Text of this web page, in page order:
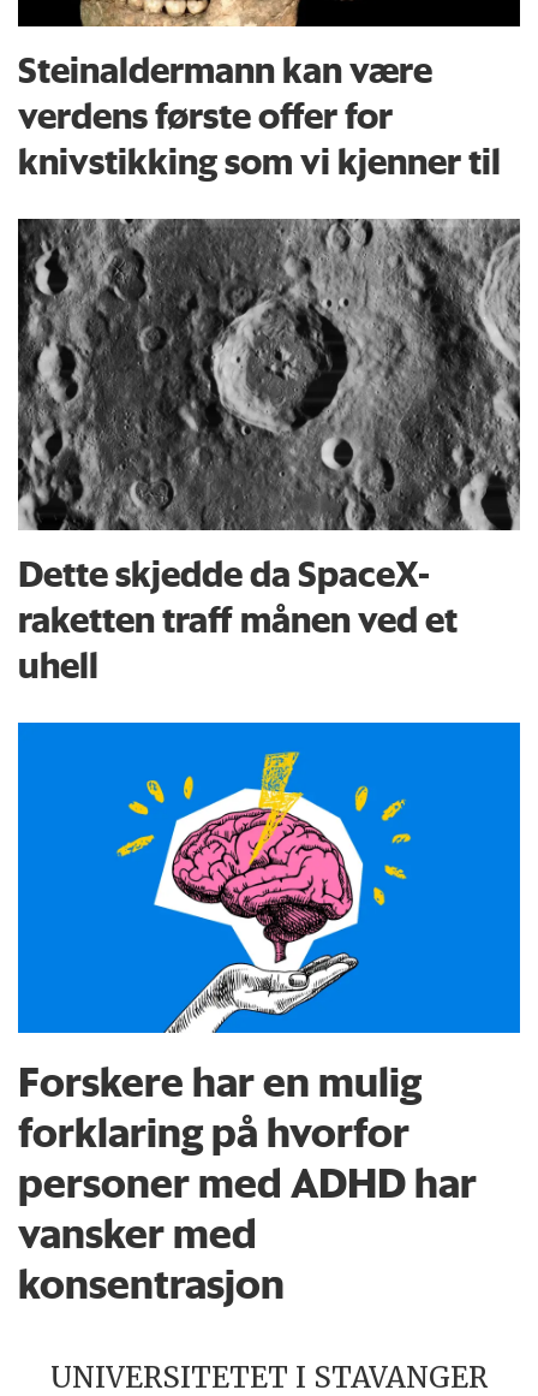
Steinaldermann kan være
verdens første offer for
knivstikking som vi kjenner til
Dette skjedde da SpaceX-
raketten traff månen ved et
uhell
Forskere har en mulig
forklaring på hvorfor
personer med ADHD har
vansker med
konsentrasjon
UNIVERSITETET I STAVANGER